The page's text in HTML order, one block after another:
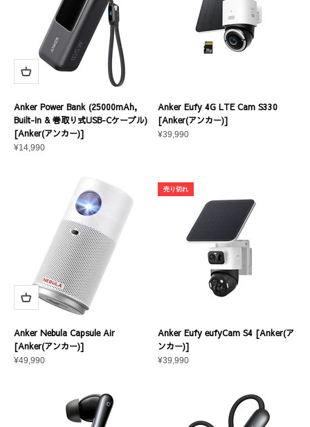
Anker Power Bank (25000mAh,
Built-In & 巻取り式USB-Cケーブル)
[Anker(アンカー)]
セール価格
¥14,990
Anker Eufy 4G LTE Cam S330
[Anker(アンカー)]
セール価格
¥39,990
Anker Nebula Capsule Air
[Anker(アンカー)]
セール価格
¥49,990
売り切れ
Anker Eufy eufyCam S4 [Anker(ア
ンカー)]
セール価格
¥39,990